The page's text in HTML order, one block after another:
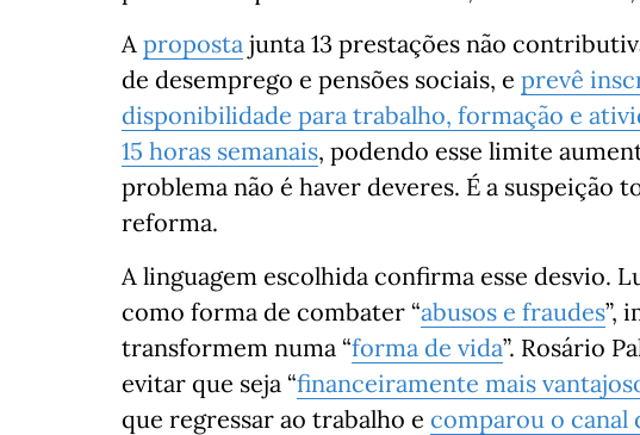
A proposta junta 13 prestações não
de desemprego e pensões sociais, e prevê
disponibilidade para trabalho, formação e
15 horas semanais, podendo esse limite
problema não é haver deveres. É a
reforma.
A linguagem escolhida confirma esse desvio.
como forma de combater “abusos e fraudes”,
transformem numa “forma de vida”. Rosário
evitar que seja “financeiramente mais
que regressar ao trabalho e comparou o canal